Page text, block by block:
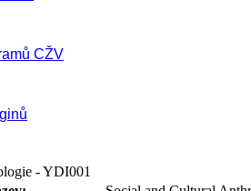
CŽV
- YDI001